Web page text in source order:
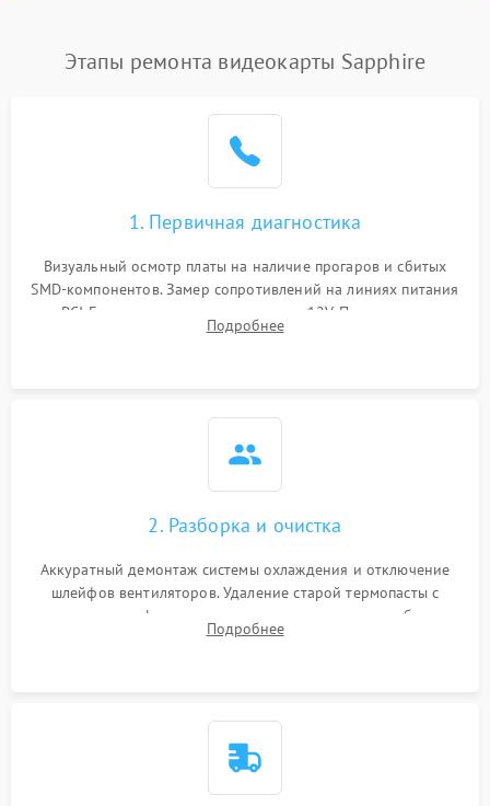
Этапы ремонта видеокарты Sapphire
1. Первичная диагностика
Визуальный осмотр платы на наличие прогаров и сбитых
SMD-компонентов. Замер сопротивлений на линиях питания
PCI-E и дополнительных разъемах 12V. Проверка на
короткое замыкание основных дросселей питания GPU и
Подробнее
2. Разборка и очистка
Аккуратный демонтаж системы охлаждения и отключение
шлейфов вентиляторов. Удаление старой термопасты с
кристалла графического чипа и термопрокладок с банок
памяти и зоны VRM. Очистка платы от пыли и окислов.
Подробнее